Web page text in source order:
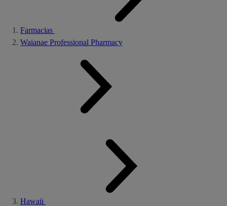
Farmacias
Waianae Professional Pharmacy
Hawaii